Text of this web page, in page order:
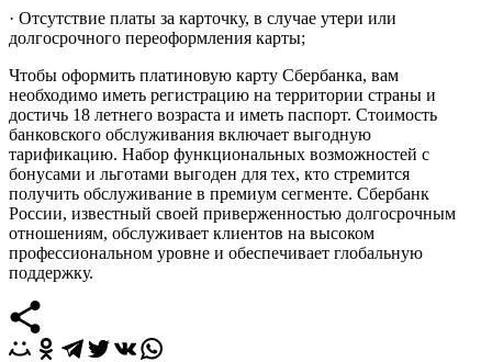
· Отсутствие платы за карточку, в случае утери или
долгосрочного переоформления карты;
Чтобы оформить платиновую карту Сбербанка, вам
необходимо иметь регистрацию на территории страны и
достичь 18 летнего возраста и иметь паспорт. Стоимость
банковского обслуживания включает выгодную
тарификацию. Набор функциональных возможностей с
бонусами и льготами выгоден для тех, кто стремится
получить обслуживание в премиум сегменте. Сбербанк
России, известный своей приверженностью долгосрочным
отношениям, обслуживает клиентов на высоком
профессиональном уровне и обеспечивает глобальную
поддержку.